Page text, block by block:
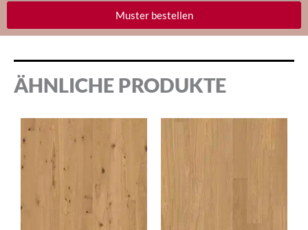
Muster bestellen
ÄHNLICHE PRODUKTE